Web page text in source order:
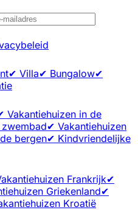
✔ Villa✔ Bungalow✔
Vakantiehuizen in de
✔ Vakantiehuizen
bergen✔ Kindvriendelijke
Frankrijk✔
Griekenland✔
Kroatië